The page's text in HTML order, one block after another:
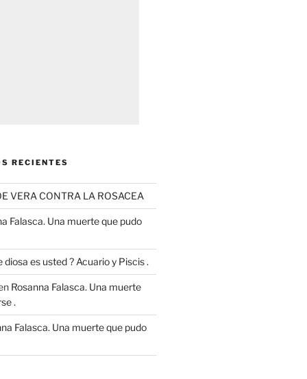
RECIENTES
VERA CONTRA LA ROSACEA
Falasca. Una muerte que pudo
diosa es usted ? Acuario y Piscis .
Rosanna Falasca. Una muerte
.
Falasca. Una muerte que pudo